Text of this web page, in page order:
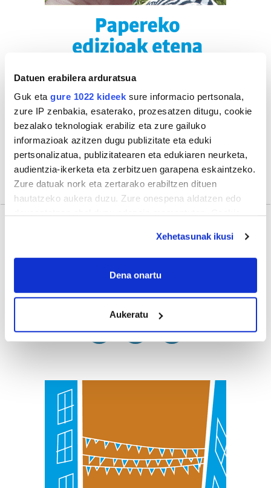
Datuen erabilera arduratsua
Guk eta gure 1022 kideek sure informacio pertsonala,
zure IP zenbakia, esaterako, prozesatzen ditugu, cookie
bezalako teknologiak erabiliz eta zure gailuko
informazioak azitzen dugu publizitate eta eduki
pertsonalizatua, publizitatearen eta edukiaren neurketa,
audientzia-ikerketa eta zerbitzuen garapena eskaintzeko.
Zure datuak nork eta zertarako erabiltzen dituen
hautatzeko aukera duzu. Zure onespena aldatzen edo
If you allow, we would also like to:
Collect information about your geographical
Identify your device by actively scanning it for
specific characteristics (fingerprinting)
Guk eta gure bazkideek zure datu pertsonalak
prozesatzen ditugu, zure IP zenbakia, besteak beste,
teknologia erabiliz, cookieak adibidez, iragarki eta eduki
pertsonalizatuak eskaintzeko, iragarkiak eta edukia
neurtzeko, jendeari buruzko informazioa biltzeko eta
produktuak garatzeko. Zure datuak nork eta zertarako
erabiltzen dituen hauta dezakezu.
Xehetasunak ikusi
Dena onartu
Aukeratu